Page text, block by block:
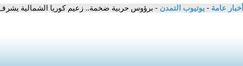
أخبار عامة - يوتيوب التمدن - برؤوس حربية ضخمة.. زعيم كوريا الشمالية